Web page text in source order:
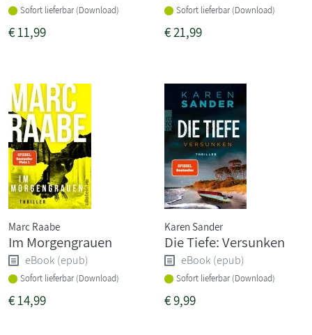
Sofort lieferbar (Download)
€11,99
Sofort lieferbar (Download)
€21,99
Marc Raabe
Im Morgengrauen
eBook (epub)
Sofort lieferbar (Download)
€14,99
Karen Sander
Die Tiefe: Versunken
eBook (epub)
Sofort lieferbar (Download)
€9,99